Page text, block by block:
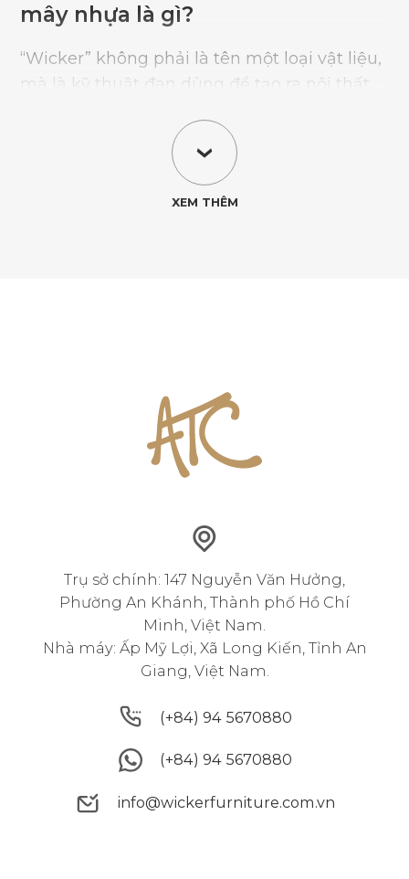
mây nhựa là gì?
“Wicker” không phải là tên một loại vật liệu,
mà là kỹ thuật đan dùng để tạo ra nội thất
Trước đây, ghế wicker thường được làm từ
mây tự nhiên (rattan) – loại dây leo dẻo, bền
và đẹp. Tuy nhiên, với môi trường ngoài trời,
mây nhựa tổng hợp (synthetic wicker hay
mây ngoài trời mang lại sự cân bằng hoàn
hảo giữa vẻ đẹp tự nhiên của mây đan và độ
bền hiện đại của vật liệu tổng hợp.
Bàn ghế ăn ngoài trời bằng mây nhựa vừa
đảm bảo độ bền vừa mang lại vẻ đẹp tự
nhiên
Trụ sở chính: 147 Nguyễn Văn Hưởng,
Phường An Khánh, Thành phố Hồ Chí
Minh, Việt Nam.
Nhà máy: Ấp Mỹ Lợi, Xã Long Kiến, Tỉnh An
Giang, Việt Nam.
(+84) 94 5670880
(+84) 94 5670880
(+84) 94 5670880
(+84) 94 5670880
info@wickerfurniture.com.vn